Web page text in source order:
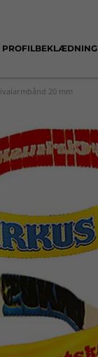
PROFILBEKLÆDNING
20 mm